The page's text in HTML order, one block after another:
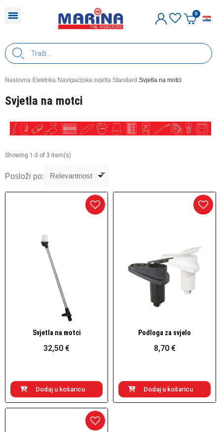
Naslovna Elektrika Navigacijska svjetla Standard Svjetla na motci
Svjetla na motci
Showing 1-3 of 3 item(s)
Posloži po:
Brzi pogled
Svjetla na motci
32,50 €
Dodaj u košaricu
Brzi pogled
Podloga za svjelo
8,70 €
Dodaj u košaricu